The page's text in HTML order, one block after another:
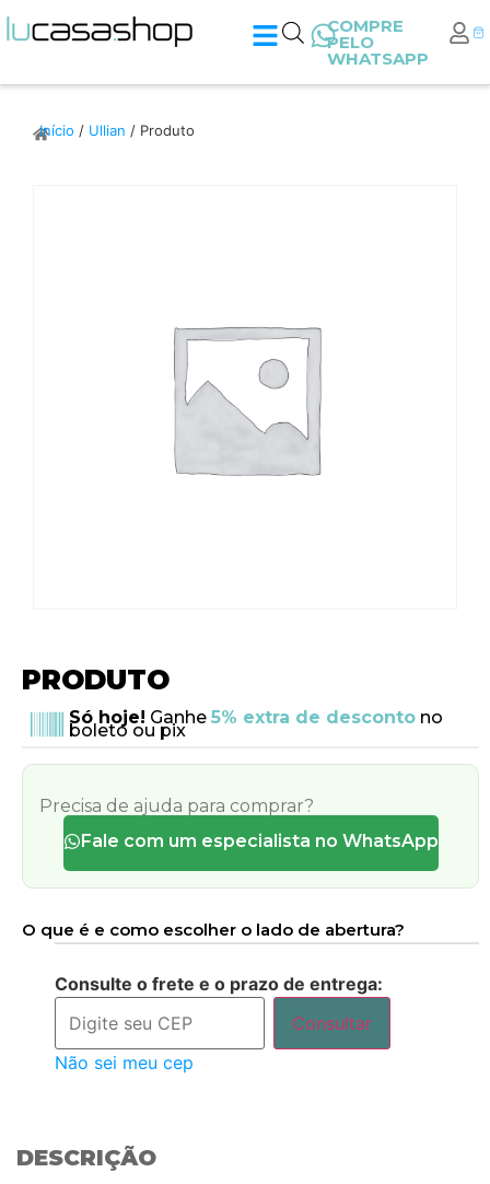
COMPRE
PELO
WHATSAPP
Início / Ullian / Produto
PRODUTO
Só hoje! Ganhe 5% extra de descontono
boleto ou pix
Precisa de ajuda para comprar?
Fale com um especialista no WhatsApp
O que é e como escolher o lado de abertura?
Consulte o frete e o prazo de entrega:
Consultar
Não sei meu cep
DESCRIÇÃO